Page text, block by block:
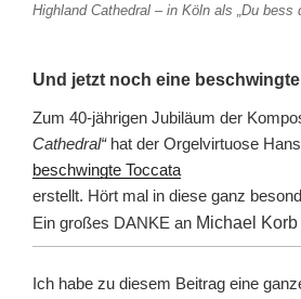
Highland Cathedral – in Köln als „Du bess
Und jetzt noch eine
Zum 40-jährigen Jubiläum der
Cathedral“hat der Orgelvirtuose
beschwingte Toccata
erstellt. Hört mal in diese ganz
Ein großes DANKE an Michael
Ich habe zu diesem Beitrag eine